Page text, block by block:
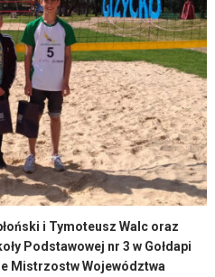
i Tymoteusz Walc oraz
Podstawowej nr 3 w Gołdapi
Mistrzostw Województwa